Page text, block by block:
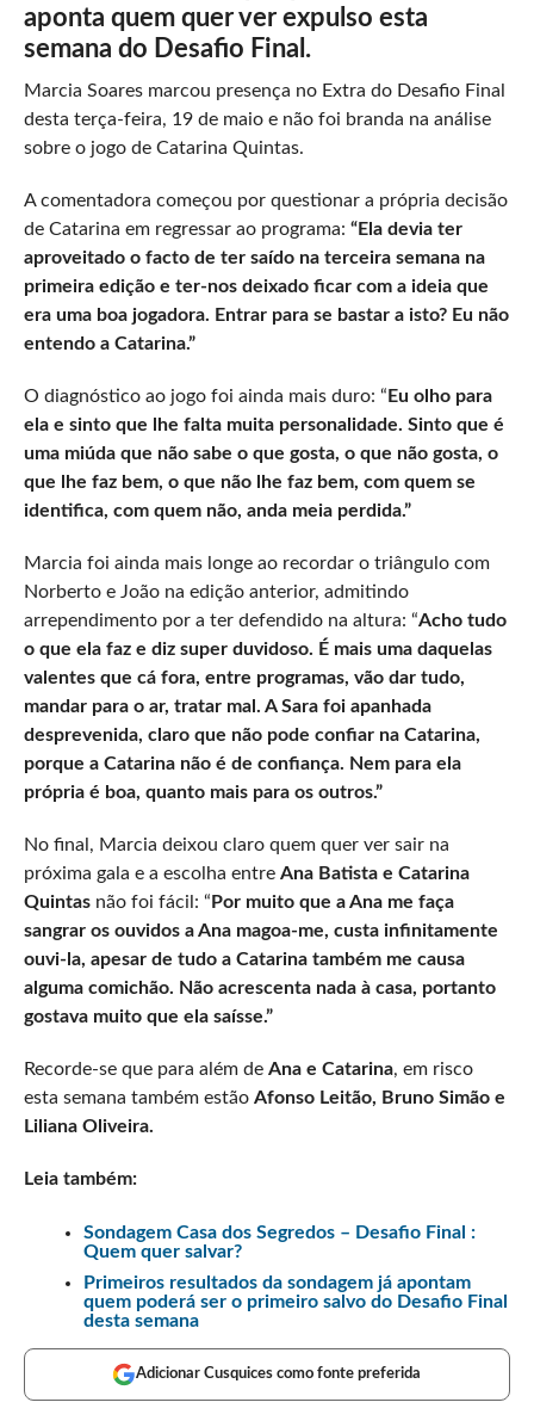
aponta quem quer ver expulso esta
semana do Desafio Final.
Marcia Soares marcou presença no Extra do Desafio Final
desta terça-feira, 19 de maio e não foi branda na análise
sobre o jogo de Catarina Quintas.
A comentadora começou por questionar a própria decisão
de Catarina em regressar ao programa: “Ela devia ter
aproveitado o facto de ter saído na terceira semana na
primeira edição e ter-nos deixado ficar com a ideia que
era uma boa jogadora. Entrar para se bastar a isto? Eu não
entendo a Catarina.”
O diagnóstico ao jogo foi ainda mais duro: “ Eu olho para
ela e sinto que lhe falta muita personalidade. Sinto que é
uma miúda que não sabe o que gosta, o que não gosta, o
que lhe faz bem, o que não lhe faz bem, com quem se
identifica, com quem não, anda meia perdida.”
Marcia foi ainda mais longe ao recordar o triângulo com
Norberto e João na edição anterior, admitindo
arrependimento por a ter defendido na altura: “Acho tudo
o que ela faz e diz super duvidoso. É mais uma daquelas
valentes que cá fora, entre programas, vão dar tudo,
mandar para o ar, tratar mal. A Sara foi apanhada
desprevenida, claro que não pode confiar na Catarina,
porque a Catarina não é de confiança. Nem para ela
própria é boa, quanto mais para os outros.”
No final, Marcia deixou claro quem quer ver sair na
próxima gala e a escolha entre Ana Batista e Catarina
Quintasnão foi fácil: “ Por muito que a Ana me faça
sangrar os ouvidos a Ana magoa-me, custa infinitamente
ouvi-la, apesar de tudo a Catarina também me causa
alguma comichão. Não acrescenta nada à casa, portanto
gostava muito que ela saísse.”
Recorde-se que para além de Ana e Catarina, em risco
esta semana também estão Afonso Leitão, Bruno Simão e
Liliana Oliveira.
Leia também:
Sondagem Casa dos Segredos – Desafio Final :
Quem quer salvar?
Primeiros resultados da sondagem já apontam
quem poderá ser o primeiro salvo do Desafio Final
desta semana
Adicionar Cusquices como fonte preferida